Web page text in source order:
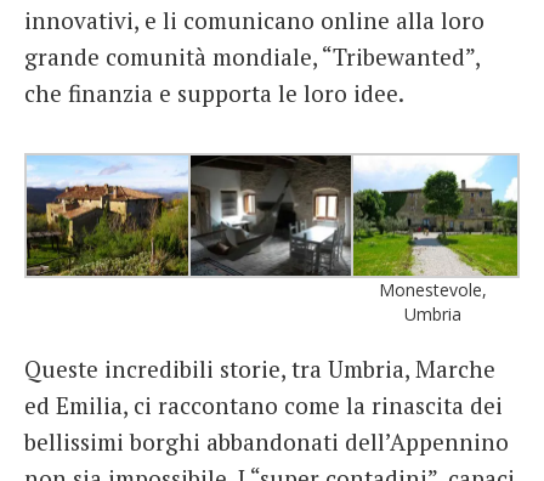
innovativi, e li comunicano online alla loro
grande comunità mondiale, “Tribewanted”,
che finanzia e supporta le loro idee.
Monestevole,
Umbria
Queste incredibili storie, tra Umbria, Marche
ed Emilia, ci raccontano come la rinascita dei
bellissimi borghi abbandonati dell’Appennino